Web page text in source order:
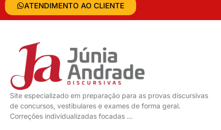
ATENDIMENTO AO CLIENTE
Site especializado em preparação para as provas discursivas
de concursos, vestibulares e exames de forma geral.
Correções individualizadas focadas …